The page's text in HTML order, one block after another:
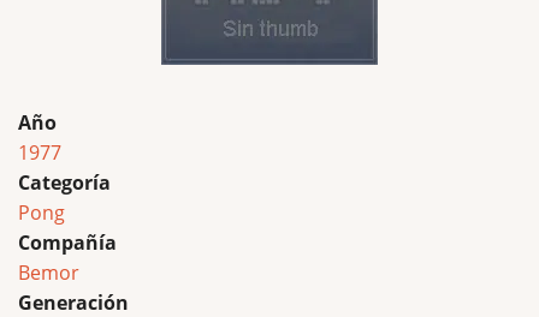
Año
1977
Categoría
Pong
Compañía
Bemor
Generación